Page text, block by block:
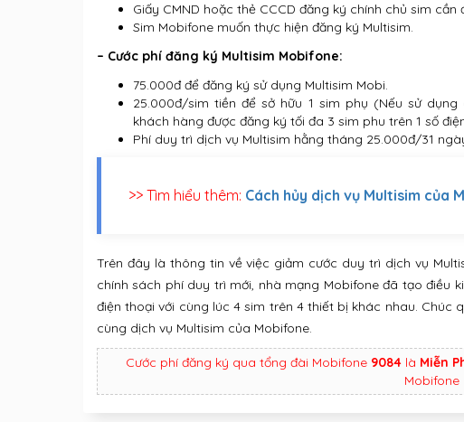
Giấy CMND hoặc thẻ CCCD đăng ký chính chủ sim cần
Sim Mobifone muốn thực hiện đăng ký Multisim.
– Cước phí đăng ký Multisim Mobifone:
75.000đ để đăng ký sử dụng Multisim Mobi.
25.000đ/sim tiền để sở hữu 1 sim phụ (Nếu sử
khách hàng được đăng ký tối đa 3 sim phu trên 1 số
Phí duy trì dịch vụ Multisim hằng tháng 25.000đ/31
>> Tìm hiểu thêm: Cách hủy dịch vụ Multisim của
Trên đây là thông tin về việc giảm cước duy trì dịch vụ
chính sách phí duy trì mới, nhà mạng Mobifone đã tạo điều
điện thoại với cùng lúc 4 sim trên 4 thiết bị khác nhau.
cùng dịch vụ Multisim của Mobifone.
Cước phí đăng ký qua tổng đài Mobifone 9084 là Miễn
Mobifone